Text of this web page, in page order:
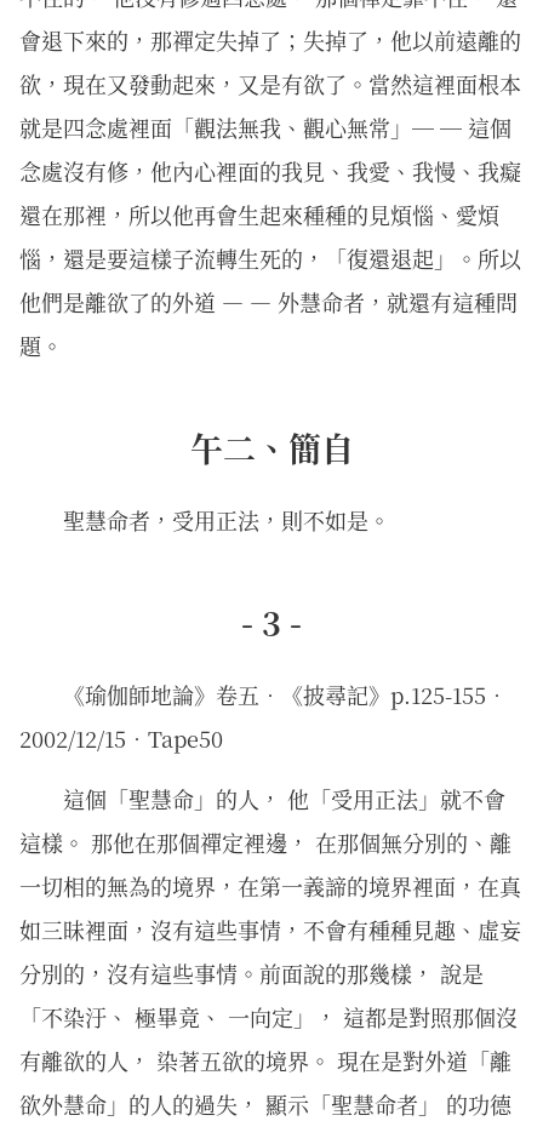
會退下來的，那禪定失掉了；失掉了，他以前遠離的
欲，現在又發動起來，又是有欲了。當然這裡面根本
就是四念處裡面「觀法無我、觀心無常」─ ─ 這個
念處沒有修，他內心裡面的我見、我愛、我慢、我癡
還在那裡，所以他再會生起來種種的見煩惱、愛煩
惱，還是要這樣子流轉生死的，「復還退起」。所以
他們是離欲了的外道 — — 外慧命者，就還有這種問
題。
午二、簡自
聖慧命者，受用正法，則不如是。
- 3 -
《瑜伽師地論》卷五．《披尋記》p.125-155．
2002/12/15．Tape50
這個「聖慧命」的人， 他「受用正法」就不會
這樣。 那他在那個禪定裡邊， 在那個無分別的、離
一切相的無為的境界，在第一義諦的境界裡面，在真
如三昧裡面，沒有這些事情，不會有種種見趣、虛妄
分別的，沒有這些事情。前面說的那幾樣， 說是
「不染汙、 極畢竟、 一向定」， 這都是對照那個沒
有離欲的人， 染著五欲的境界。 現在是對外道「離
欲外慧命」的人的過失， 顯示「聖慧命者」 的功德